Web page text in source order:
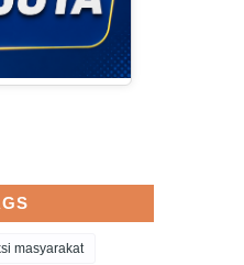
masyarakat